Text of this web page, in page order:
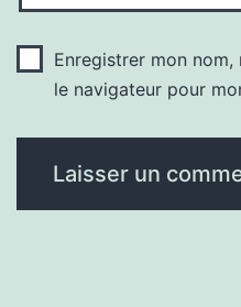
Enregistrer mon
le navigateur pour